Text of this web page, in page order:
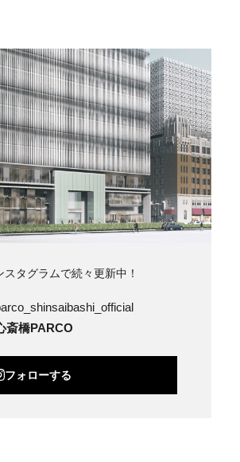
タグラムで続々更新中！
斎橋PARCO
フォローする